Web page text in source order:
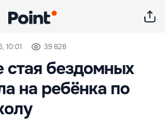
10:01 39 828
бездомных
на ребёнка по